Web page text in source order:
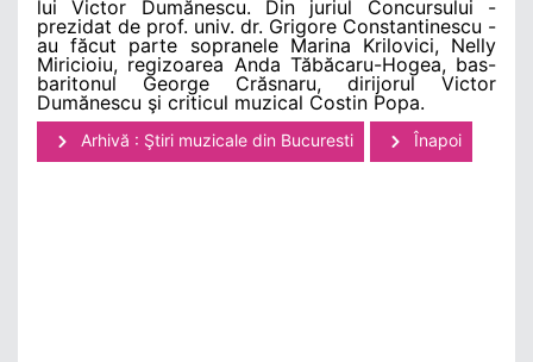
lui Victor Dumănescu. Din juriul Concursului -
prezidat de prof. univ. dr. Grigore Constantinescu -
au făcut parte sopranele Marina Krilovici, Nelly
Miricioiu, regizoarea Anda Tăbăcaru-Hogea, bas-
baritonul George Crăsnaru, dirijorul Victor
Dumănescu şi criticul muzical Costin Popa.
Arhivă : Ştiri muzicale din Bucuresti Înapoi